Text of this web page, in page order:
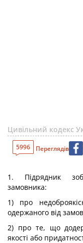
Цивільний кодекс
5996 Переглядів
1. Підрядник
замовника:
1) про
одержаного від
2) про те, що
якості або